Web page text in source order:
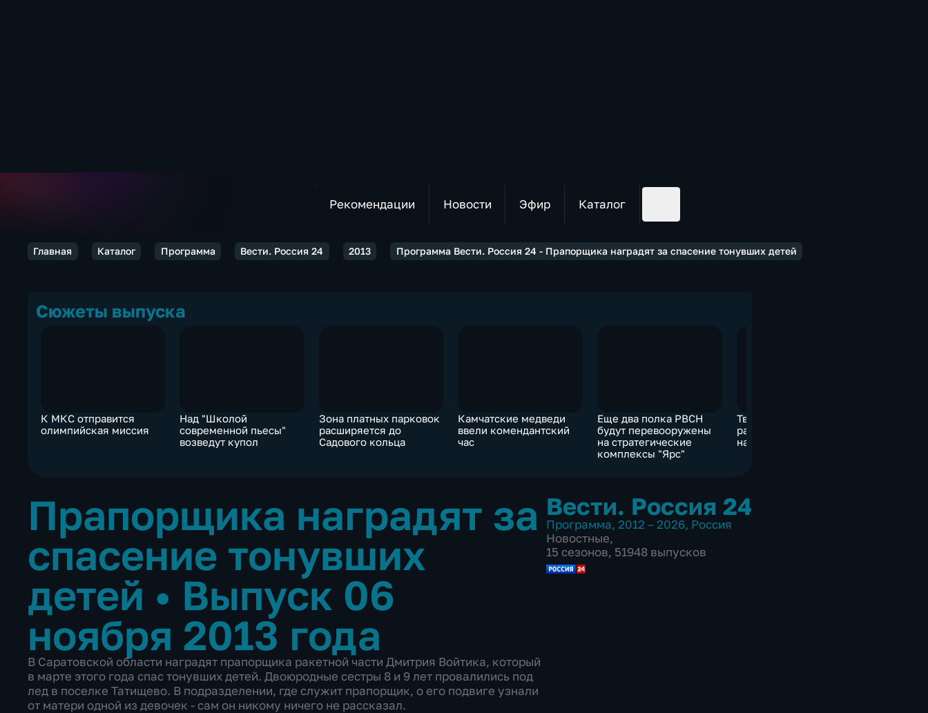
Рекомендации Новости Эфир Каталог
Главная Каталог Программа Вести. Россия 24 2013 Программа Вести. Россия 24 - Прапорщика наградят за спасение тонувших детей
Сюжеты выпуска
К МКС отправится
олимпийская миссия
Над "Школой
современной пьесы"
возведут купол
Зона платных парковок
расширяется до
Садового кольца
Камчатские медведи
ввели комендантский
час
Еще два полка РВСН
будут перевооружены
на стратегические
комплексы "Ярс"
Тверской суд
рассматривает жалобу
на приговор Фарберу
Прапорщика наградят за
спасение тонувших
детей • Выпуск 06
ноября 2013 года
В Саратовской области наградят прапорщика ракетной части Дмитрия Войтика, который
в марте этого года спас тонувших детей. Двоюродные сестры 8 и 9 лет провалились под
лед в поселке Татищево. В подразделении, где служит прапорщик, о его подвиге узнали
от матери одной из девочек - сам он никому ничего не рассказал.
Вести. Россия 24
Программа, 2012 – 2026, Россия
Новостные,
15 сезонов, 51948 выпусков